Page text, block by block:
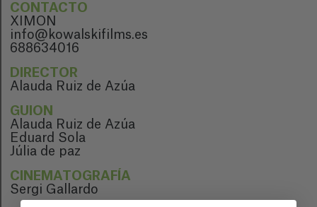
CONTACTO
XIMON
info@kowalskifilms.es
688634016
DIRECTOR
Alauda Ruiz de Azúa
GUION
Alauda Ruiz de Azúa
Eduard Sola
Júlia de paz
CINEMATOGRAFÍA
Sergi Gallardo